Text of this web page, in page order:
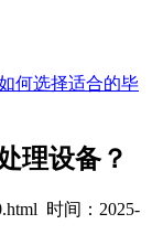
何选择适合的毕
理设备？
时间：2025-